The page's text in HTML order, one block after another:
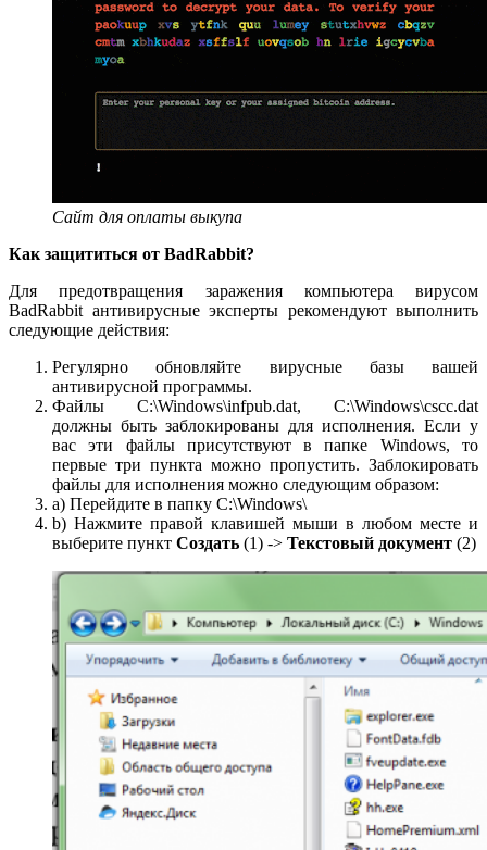
Сайт для оплаты выкупа
Как защититься от BadRabbit?
Для предотвращения заражения компьютера вирусом
BadRabbit антивирусные эксперты рекомендуют выполнить
следующие действия:
Регулярно обновляйте вирусные базы вашей
антивирусной программы.
Файлы C:\Windows\infpub.dat, C:\Windows\cscc.dat
должны быть заблокированы для исполнения. Если у
вас эти файлы присутствуют в папке Windows, то
первые три пункта можно пропустить. Заблокировать
файлы для исполнения можно следующим образом:
a) Перейдите в папку C:\Windows\
b) Нажмите правой клавишей мыши в любом месте и
выберите пункт Создать (1) -> Текстовый документ (2)